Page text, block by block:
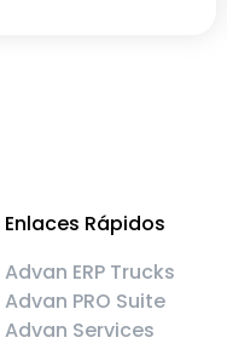
Enlaces Rápidos
Advan ERP Trucks
Advan PRO Suite
Advan Services